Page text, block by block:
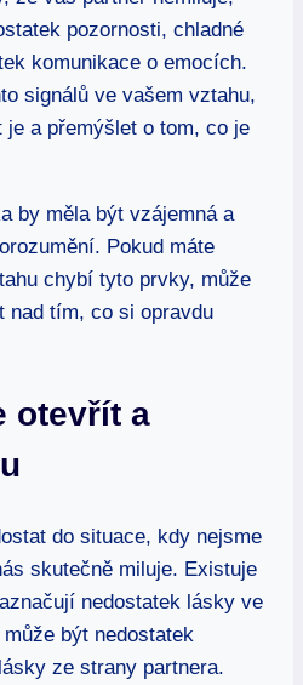
pozornosti, chladné
komunikace o emocích.
signálů ve vašem vztahu,
je a přemýšlet o tom, co je
by měla být vzájemná a
Pokud máte
chybí tyto prvky, může
nad tím, co si opravdu
otevřít a
do situace, kdy nejsme
skutečně miluje. Existuje
nedostatek lásky ve
být nedostatek
ze strany partnera.